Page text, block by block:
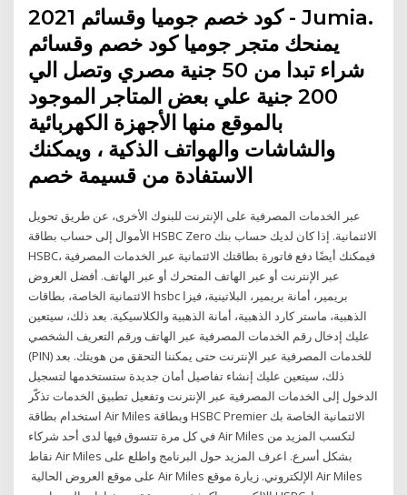
كود خصم جوميا وقسائم 2021 - Jumia.
يمنحك متجر جوميا كود خصم وقسائم
شراء تبدا من 50 جنية مصري وتصل الي
200 جنية علي بعض المتاجر الموجود
بالموقع منها الأجهزة الكهربائية
والشاشات والهواتف الذكية ، ويمكنك
الاستفادة من قسيمة خصم
عبر الخدمات المصرفية على الإنترنت للبنوك الأخرى، عن طريق تحويل
الأموال إلى حساب بطاقة HSBC Zero الائتمانية. إذا كان لديك حساب بنك
HSBC، فيمكنك أيضًا دفع فاتورة بطاقتك الائتمانية عبر الخدمات المصرفية
عبر الإنترنت أو عبر الهاتف المتحرك أو عبر الهاتف. أفضل العروض
الائتمانية الخاصة، بطاقات hsbc بريمير، أمانة بريمير، البلاتينية، فيزا
الذهبية، ماستر كارد الذهبية، أمانة الذهبية والكلاسيكية. بعد ذلك، سيتعين
عليك إدخال رقم الخدمات المصرفية عبر الهاتف ورقم التعريف الشخصي
(PIN) للخدمات المصرفية عبر الإنترنت حتى يمكننا التحقق من هويتك. بعد
ذلك، سيتعين عليك إنشاء تفاصيل أمان جديدة ستستخدمها لتسجيل
الدخول إلى الخدمات المصرفية عبر الإنترنت وتفعيل تطبيق الخدمات تذكّر
استخدام بطاقة Air Miles وبطاقة HSBC Premier الائتمانية الخاصة بك
في كل مرة تتسوق فيها لدى أحد شركاء Air Miles لتكسب المزيد من
نقاط Air Miles بشكل أسرع. اعرف المزيد حول البرنامج واطلع على
العروض الحالية ‏‎ ‎‏على موقع‏‎ ‎‏Air Miles‏‎ ‎‏الإلكتروني. زيارة موقع Air Miles